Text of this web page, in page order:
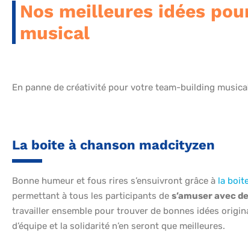
Nos meilleures idées
musical
En panne de créativité pour votre team-building
La boite à chanson madcityzen
Bonne humeur et fous rires s’ensuivront grâce à la
permettant à tous les participants de s’amuser avec
travailler ensemble pour trouver de bonnes idées
d’équipe et la solidarité n’en seront que meilleures.